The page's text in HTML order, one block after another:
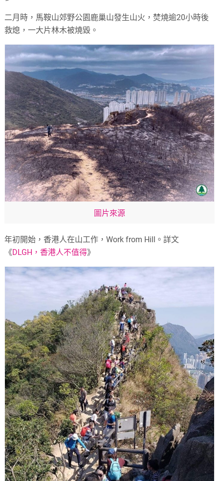
二月時，馬鞍山郊野公園鹿巢山發生山火，焚燒逾20小時後
救熄，一大片林木被燒毀。
圖片來源
年初開始，香港人在山工作，Work from Hill。詳文
《DLGH，香港人不值得》